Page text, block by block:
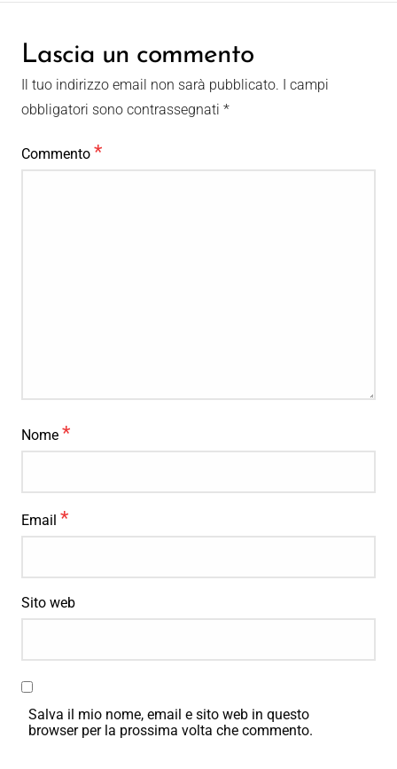
Lascia un commento
Il tuo indirizzo email non sarà pubblicato. I campi
obbligatori sono contrassegnati *
Commento *
Nome *
Email *
Sito web
Salva il mio nome, email e sito web in questo
browser per la prossima volta che commento.